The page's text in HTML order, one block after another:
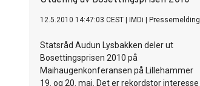
12.5.2010 14:47:03 CEST IMDi Pressemelding
Statsråd Audun Lysbakken deler ut
Bosettingsprisen 2010 på
Maihaugenkonferansen på Lillehammer
19. og 20. mai. Det er rekordstor interesse